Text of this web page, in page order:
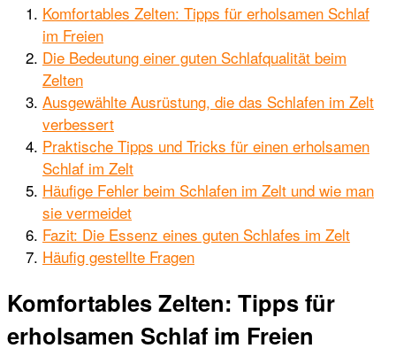
Komfortables Zelten: Tipps für erholsamen Schlaf
im Freien
Die Bedeutung einer guten Schlafqualität beim
Zelten
Ausgewählte Ausrüstung, die das Schlafen im Zelt
verbessert
Praktische Tipps und Tricks für einen erholsamen
Schlaf im Zelt
Häufige Fehler beim Schlafen im Zelt und wie man
sie vermeidet
Fazit: Die Essenz eines guten Schlafes im Zelt
Häufig gestellte Fragen
Komfortables Zelten: Tipps für
erholsamen Schlaf im Freien